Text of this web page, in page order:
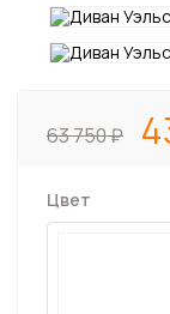
63 750
Цвет